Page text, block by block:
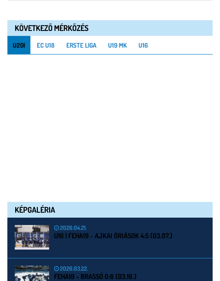
KÖVETKEZŐ MÉRKŐZÉS
U20I EC U18 ERSTE LIGA U19 MK U16
KÉPGALÉRIA
2026.04.21.
U16 | FEHA19 - AJKAI ÓRIÁSOK 4:5 (03.07.)
2026.03.22.
FEHA19 - BRASSÓ 0:6 (03.16.)